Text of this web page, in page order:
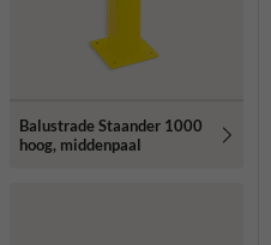
Balustrade Staander 1000
hoog, middenpaal